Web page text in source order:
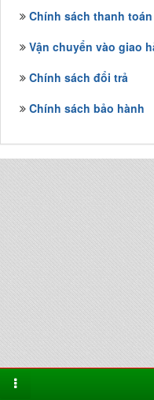
Chính sách thanh toán
Vận chuyển vào giao
Chính sách đổi trả
Chính sách bảo hành